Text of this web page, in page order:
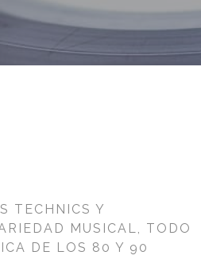
TECHNICS Y
MUSICAL, TODO
DE LOS 80 Y 90